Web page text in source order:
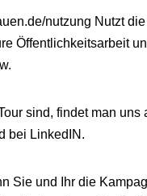
nutzung Nutzt
Öffentlichkeitsarbeit
sind, findet man uns
bei LinkedIN.
Sie und Ihr die